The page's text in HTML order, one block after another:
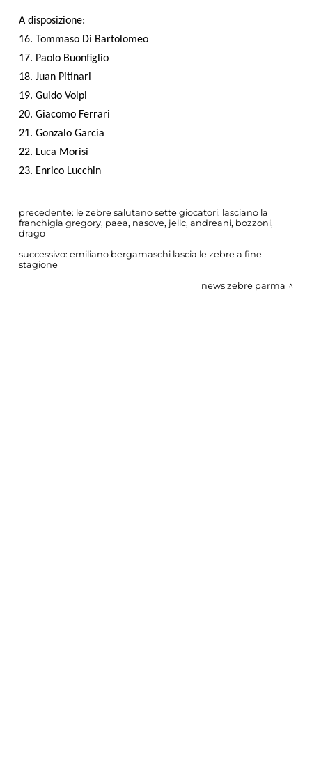
A disposizione:
16. Tommaso Di Bartolomeo
17. Paolo Buonfiglio
18. Juan Pitinari
19. Guido Volpi
20. Giacomo Ferrari
21. Gonzalo Garcia
22. Luca Morisi
23. Enrico Lucchin
precedente: le zebre salutano sette giocatori: lasciano la
franchigia gregory, paea, nasove, jelic, andreani, bozzoni,
drago
successivo: emiliano bergamaschi lascia le zebre a fine
stagione
news zebre parma